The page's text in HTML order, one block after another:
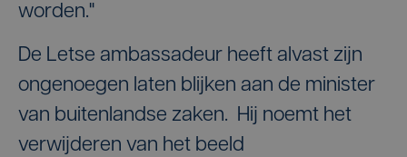
worden."
De Letse ambassadeur heeft alvast zijn
ongenoegen laten blijken aan de minister
van buitenlandse zaken. Hij noemt het
verwijderen van het beeld